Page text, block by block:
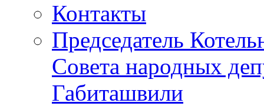
Контакты
Председатель
Совета народных
Габиташвили